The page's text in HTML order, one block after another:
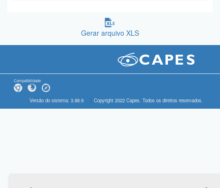
Gerar arquivo XLS
Compatibilidade
Versão do sistema: 3.88.9 Copyright 2022 Capes. Todos os direitos reservados.